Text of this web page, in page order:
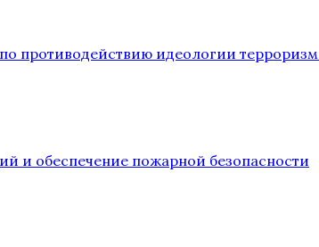
противодействию идеологии
и обеспечение пожарной безопасности